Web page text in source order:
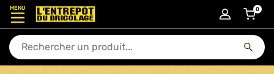
MENU
En quoi puis-je vous aider ?
0article